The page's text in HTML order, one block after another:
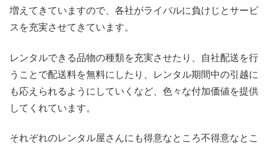
増えてきていますので、各社がライバルに負けじとサービ
スを充実させてきています。
レンタルできる品物の種類を充実させたり、自社配送を行
うことで配送料を無料にしたり、レンタル期間中の引越に
も応えられるようにしていくなど、色々な付加価値を提供
してくれています。
それぞれのレンタル屋さんにも得意なところ不得意なとこ